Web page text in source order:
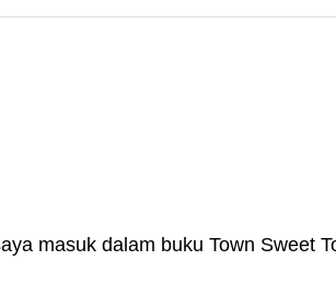
masuk dalam buku Town Sweet